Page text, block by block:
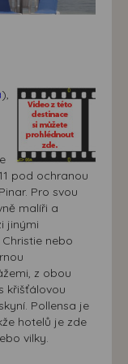
),
pod ochranou
Pro svou
malíři a
jinými
nebo
z obou
křišťálovou
Pollensa je
hotelů je zde
vilky.
Bez vyjádření